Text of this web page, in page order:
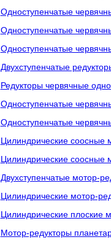
Одноступенчатые
Одноступенчатые
Одноступенчатые
Двухступенчатые
Редукторы червячные
Одноступенчатые
Одноступенчатые
Цилиндрические соосные
Цилиндрические соосные
Двухступенчатые
Цилиндрические мотор-
Цилиндрические плоские
Мотор-редукторы